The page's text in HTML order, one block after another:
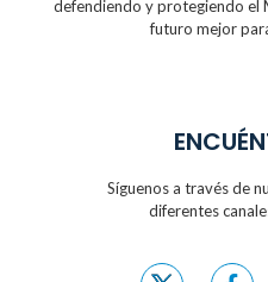
defendiendo y protegiendo el
futuro mejor
Síguenos a través de
diferentes